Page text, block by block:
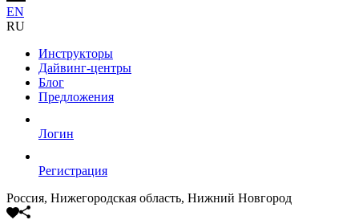
EN
RU
Инструкторы
Дайвинг-центры
Блог
Предложения
Логин
Регистрация
Россия, Нижегородская область, Нижний Новгород